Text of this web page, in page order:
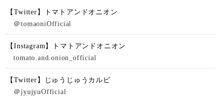
【Twitter】トマトアンドオニオン
＠tomaoniOfficial
【Instagram】トマトアンドオニオン
tomato.and.onion_official
【Twitter】じゅうじゅうカルビ
＠jyujyuOfficial